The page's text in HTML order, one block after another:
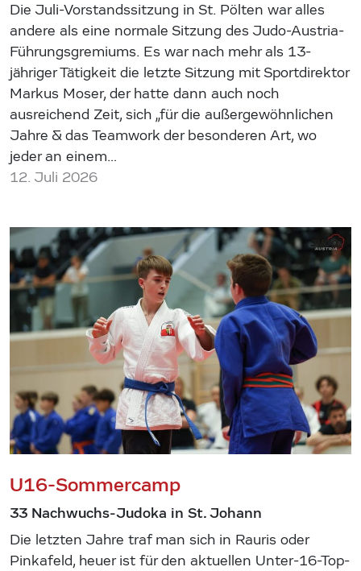
Die Juli-Vorstandssitzung in St. Pölten war alles
andere als eine normale Sitzung des Judo-Austria-
Führungsgremiums. Es war nach mehr als 13-
jähriger Tätigkeit die letzte Sitzung mit Sportdirektor
Markus Moser, der hatte dann auch noch
ausreichend Zeit, sich „für die außergewöhnlichen
Jahre & das Teamwork der besonderen Art, wo
jeder an einem…
12. Juli 2026
U16-Sommercamp
33 Nachwuchs-Judoka in St. Johann
Die letzten Jahre traf man sich in Rauris oder
Pinkafeld, heuer ist für den aktuellen Unter-16-Top-